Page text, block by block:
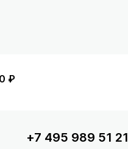
₽
+7 495 989 51 21